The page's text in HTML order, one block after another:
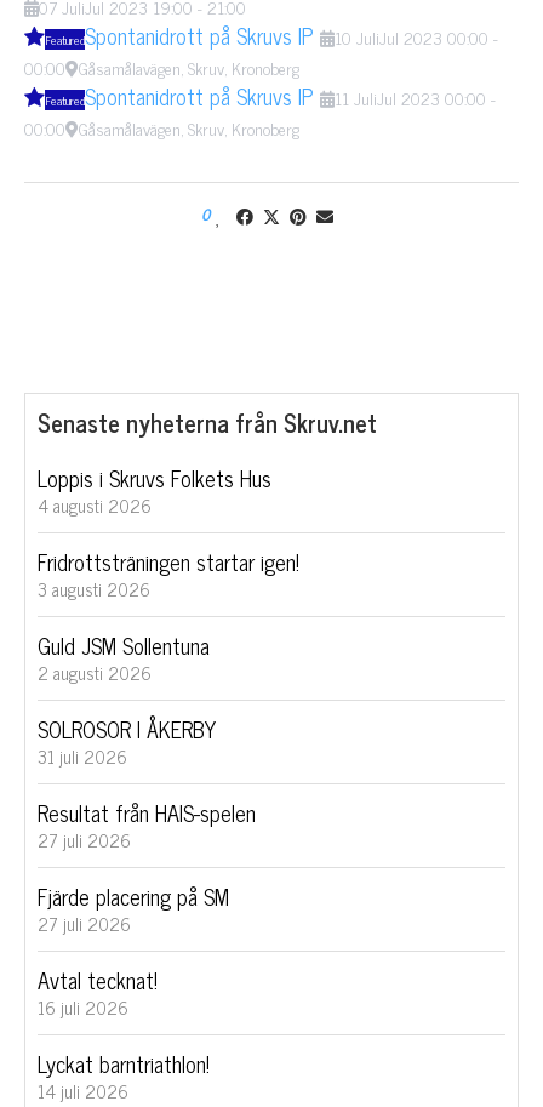
07JuliJul 2023 19:00 -21:00
FeaturedSpontanidrott på Skruvs IP 10 JuliJul 2023 00:00 -
00:00 Gåsamålavägen, Skruv, Kronoberg
FeaturedSpontanidrott på Skruvs IP 11 JuliJul 2023 00:00 -
00:00 Gåsamålavägen, Skruv, Kronoberg
0
Senaste nyheterna från Skruv.net
Loppis i Skruvs Folkets Hus
4 augusti 2026
Fridrottsträningen startar igen!
3 augusti 2026
Guld JSM Sollentuna
2 augusti 2026
SOLROSOR I ÅKERBY
31 juli 2026
Resultat från HAIS-spelen
27 juli 2026
Fjärde placering på SM
27 juli 2026
Avtal tecknat!
16 juli 2026
Lyckat barntriathlon!
14 juli 2026